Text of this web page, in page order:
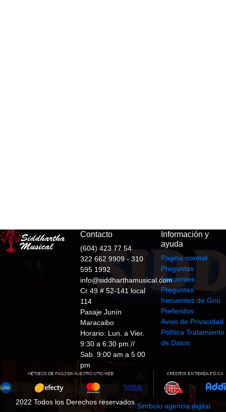
Contacto
(604) 423 77 54
322 662 9909 - 310
595 1992
info@siddharthamusical.com
Cr 49 # 52-141 local
114
Pasaje Junín
Maracaibo
Horario: Lun. a Vier.
9:30 a 6:30 pm //
Sab. 9:00 am a 5:00
pm
Información y
ayuda
Pagina normal
Preguntas
frecuentes
Preguntas
frecuentes de Gou
Preferidos
Aviso de Privacidad
Política Tratamiento
de Datos
2022 Todos los Derechos reservados. Simbolo agencia digital